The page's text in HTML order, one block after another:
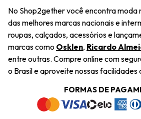
Saiu na Mídia
Sustentabilidade
Navegando
Termos e Condições
Regulamento e Promoções
Wishlist
Troca Fácil
Restituição de Pagamento
Dúvidas Frequentes
Termos e Condições
Política de Privacidade
No Shop2gether você encontra moda
das melhores marcas nacionais e
roupas, calçados, acessórios e
marcas como Osklen, Ricardo
entre outras. Compre online com
o Brasil e aproveite nossas
FORMAS DE